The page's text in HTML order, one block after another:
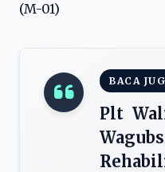
(M-01)
BACA
Plt